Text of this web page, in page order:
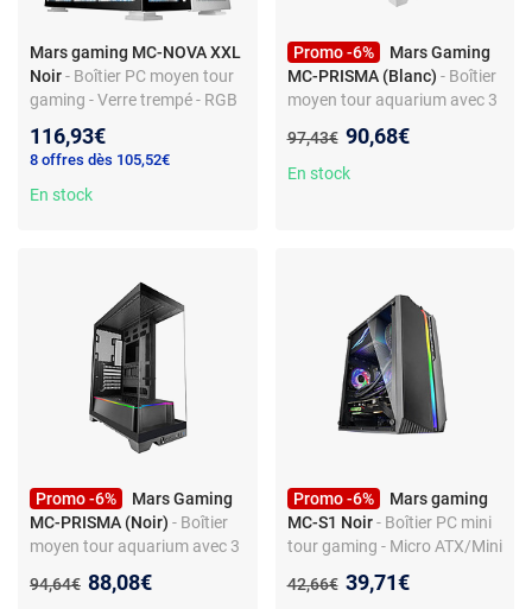
Mars gaming MC-NOVA XXL
Noir- Boîtier PC moyen tour
gaming - Verre trempé - RGB
ATX à Mini ITX
116,93€
8 offres dès 105,52€
En stock
Promo -6%
Mars Gaming
MC-PRISMA (Blanc) - Boîtier
moyen tour aquarium avec 3
LED ARGB
Ancien prix :
97,43€ Nouveau prix :
90,68€
En stock
Promo -6%
Mars Gaming
MC-PRISMA (Noir) - Boîtier
moyen tour aquarium avec 3
LED ARGB
Ancien prix :
94,64€ Nouveau prix :
88,08€
Promo -6%
Mars gaming
MC-S1 Noir - Boîtier PC mini
tour gaming - Micro ATX/Mini
USB 3.0
Ancien prix :
42,66€ Nouveau prix :
39,71€